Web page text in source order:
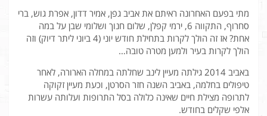
מתי בפעם האחרונה ראיתם את אביב גפן, אמיר דדון, אפרת גוש, ברי
סחרוף, התקווה 6, ירמי קפלן, שלום חנוך ושלומי שבן על במה
אחת? אז זה הולך לקרות בתחילת חודש יוני (4 ביוני ליתר דיוק) וזה
הולך לקרות בעיר ולמען מטרה טובה…
באביב 2014 גילתה מעיין לינב שחלתה במחלה הארורה, לאחר
טיפולים בחלמה, באביב השנה חזר הסרטן, וכעת מעיין זקוקה
לתרופה מצילת חיים שאינה כלולה בסל התרופות ועלותה עשרות
אלפי שקלים בחודש.